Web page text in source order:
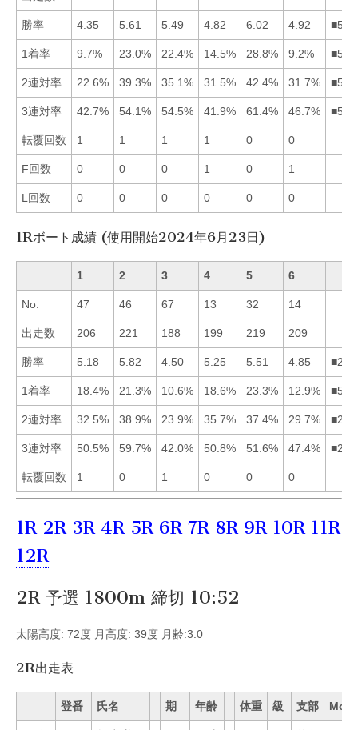
勝率 4.35 5.61 5.49 4.82 6.02 4.92
1着率 9.7% 23.0% 22.4% 14.5% 28.8% 9.2%
2連対率 22.6% 39.3% 35.1% 31.5% 42.4% 31.7%
3連対率 42.7% 54.1% 54.5% 41.9% 61.4% 46.7%
転覆回数 1 1 1 1 0 0
F回数 0 0 0 1 0 1
L回数 0 0 0 0 0 0
1Rボート成績 (使用開始2024年6月23日)
1 2 3 4 5 6
No. 47 46 67 13 32 14
出走数 206 221 188 199 219 209
勝率 5.18 5.82 4.50 5.25 5.51 4.85
1着率 18.4% 21.3% 10.6% 18.6% 23.3% 12.9%
2連対率 32.5% 38.9% 23.9% 35.7% 37.4% 29.7%
3連対率 50.5% 59.7% 42.0% 50.8% 51.6% 47.4%
転覆回数 1 0 1 0 0 0
1R 2R 3R 4R 5R 6R 7R 8R 9R 10R 11R
12R
2R 予選 1800m 締切 10:52
太陽高度: 72度 月高度: 39度 月齢:3.0
2R出走表
登番 氏名 期 年齢 体重 級 支部 Mo